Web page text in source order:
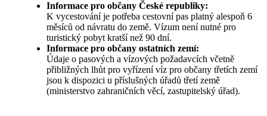
Informace pro občany České republiky:
K vycestování je potřeba cestovní pas platný alespoň 6
měsíců od návratu do země. Vízum není nutné pro
turistický pobyt kratší než 90 dní.
Informace pro občany ostatních zemí:
Údaje o pasových a vízových požadavcích včetně
přibližných lhůt pro vyřízení víz pro občany třetích zemí
jsou k dispozici u příslušných úřadů třetí země
(ministerstvo zahraničních věcí, zastupitelský úřad).